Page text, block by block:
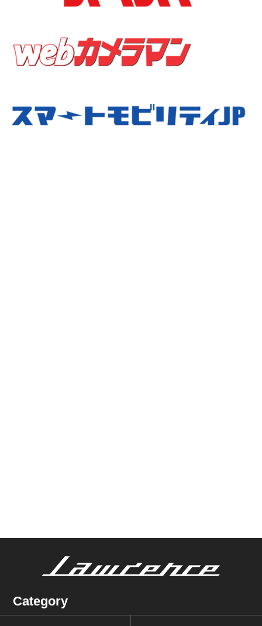
Category